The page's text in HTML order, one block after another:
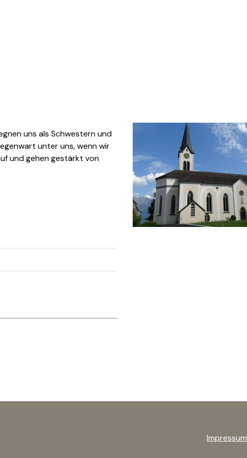
uns als Schwestern und
unter uns, wenn wir
und gehen gestärkt von
Impressum